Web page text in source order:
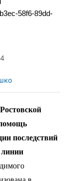
58f6-89dd-
последствий
линии